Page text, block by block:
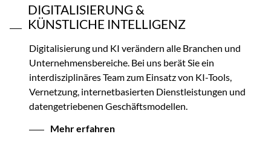
DIGITALISIERUNG &
KÜNSTLICHE INTELLIGENZ
Digitalisierung und KI verändern alle Branchen und
Unternehmensbereiche. Bei uns berät Sie ein
interdisziplinäres Team zum Einsatz von KI-Tools,
Vernetzung, internetbasierten Dienstleistungen und
datengetriebenen Geschäftsmodellen.
Mehr erfahren